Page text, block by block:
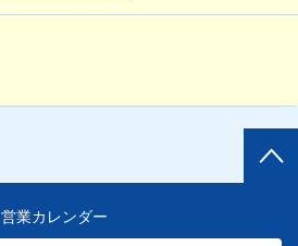
営業カレンダー